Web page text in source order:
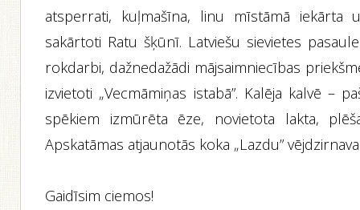
atsperrati, kuļmašīna, linu mīstāmā iekārta
sakārtoti Ratu šķūnī. Latviešu sievietes
rokdarbi, dažnedažādi mājsaimniecības
izvietoti „Vecmāmiņas istabā”. Kalēja kalvē –
spēkiem izmūrēta ēze, novietota lakta,
Apskatāmas atjaunotās koka „Lazdu”
Gaidīsim ciemos!